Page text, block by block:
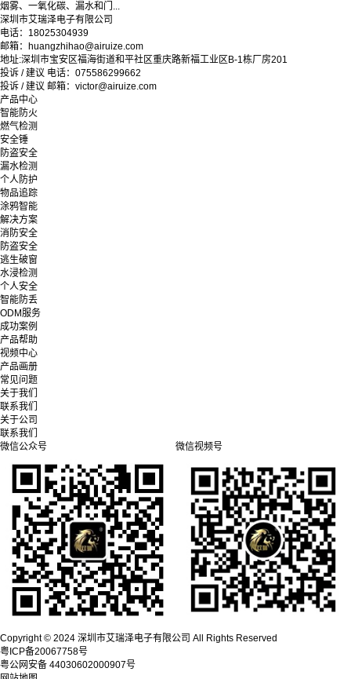
烟雾、一氧化碳、漏水和门...
深圳市艾瑞泽电子有限公司
电话：18025304939
邮箱：huangzhihao@airuize.com
地址:深圳市宝安区福海街道和平社区重庆路新福工业区B-1栋厂房201
投诉 / 建议 电话：075586299662
投诉 / 建议 邮箱：victor@airuize.com
产品中心
智能防火
燃气检测
安全锤
防盗安全
漏水检测
个人防护
物品追踪
涂鸦智能
解决方案
消防安全
防盗安全
逃生破窗
水浸检测
个人安全
智能防丢
ODM服务
成功案例
产品帮助
视频中心
产品画册
常见问题
关于我们
联系我们
关于公司
联系我们
微信公众号
微信视频号
Copyright © 2024 深圳市艾瑞泽电子有限公司 All Rights Reserved
粤ICP备20067758号
粤公网安备 44030602000907号